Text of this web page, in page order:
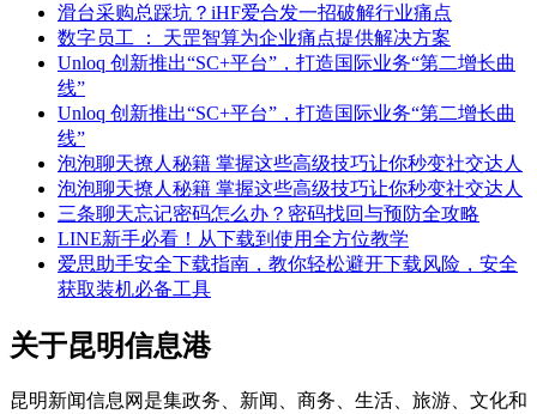
滑台采购总踩坑？iHF爱合发一招破解行业痛点
数字员工 ： 天罡智算为企业痛点提供解决方案
Unloq 创新推出“SC+平台”，打造国际业务“第二增长曲
线”
Unloq 创新推出“SC+平台”，打造国际业务“第二增长曲
线”
泡泡聊天撩人秘籍 掌握这些高级技巧让你秒变社交达人
泡泡聊天撩人秘籍 掌握这些高级技巧让你秒变社交达人
三条聊天忘记密码怎么办？密码找回与预防全攻略
LINE新手必看！从下载到使用全方位教学
爱思助手安全下载指南，教你轻松避开下载风险，安全
获取装机必备工具
关于昆明信息港
昆明新闻信息网是集政务、新闻、商务、生活、旅游、文化和